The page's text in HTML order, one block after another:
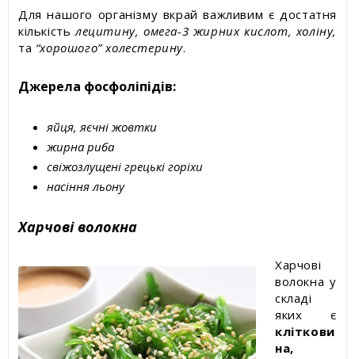
Для нашого організму вкрай важливим є достатня
кількістьлецитину, омега-3 жирних кислот, холіну,
та “хорошого” холестерину.
Джерела фосфоліпідів:
яйця, яєчні жовтки
жирна риба
свіжозлущені грецькі горіхи
насіння льону
Харчові волокна
Харчові
волокна у
складі
яких є
кліткови
на,